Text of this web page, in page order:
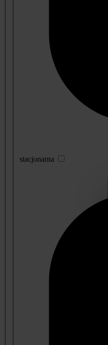
stacjonarna